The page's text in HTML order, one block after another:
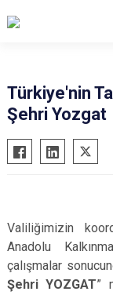
Türkiye'nin
Şehri Yozgat
Valiliğimizin
Anadolu
çalışmalar
Şehri YOZGAT”